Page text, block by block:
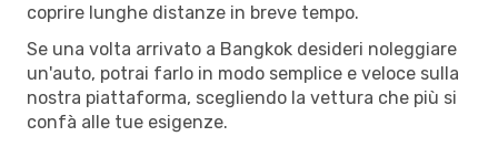
coprire lunghe distanze in breve tempo.
Se una volta arrivato a Bangkok desideri noleggiare
un'auto, potrai farlo in modo semplice e veloce sulla
nostra piattaforma, scegliendo la vettura che più si
confà alle tue esigenze.